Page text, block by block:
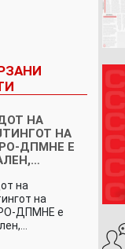
НА
НА
ДПМНЕ Е
на
на
ДПМНЕ е